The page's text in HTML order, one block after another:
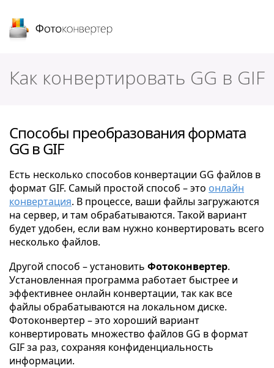
Как конвертировать GG в GIF
Способы преобразования формата
GG в GIF
Есть несколько способов конвертации GG файлов в
формат GIF. Самый простой способ – это онлайн
конвертация. В процессе, ваши файлы загружаются
на сервер, и там обрабатываются. Такой вариант
будет удобен, если вам нужно конвертировать всего
несколько файлов.
Другой способ – установить Фотоконвертер.
Установленная программа работает быстрее и
эффективнее онлайн конвертации, так как все
файлы обрабатываются на локальном диске.
Фотоконвертер – это хороший вариант
конвертировать множество файлов GG в формат
GIF за раз, сохраняя конфиденциальность
информации.